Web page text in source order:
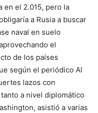
en el 2.015, pero la
a Rusia a buscar
naval en suelo
el
de los países
según el periódico Al
lazos con
a nivel diplomático
asistió a varias